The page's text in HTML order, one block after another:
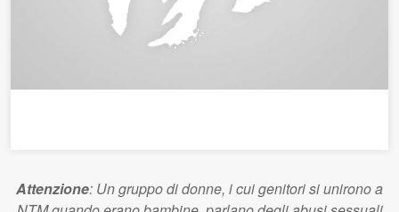
Attenzione: Un gruppo di donne, i cui genitori si unirono a